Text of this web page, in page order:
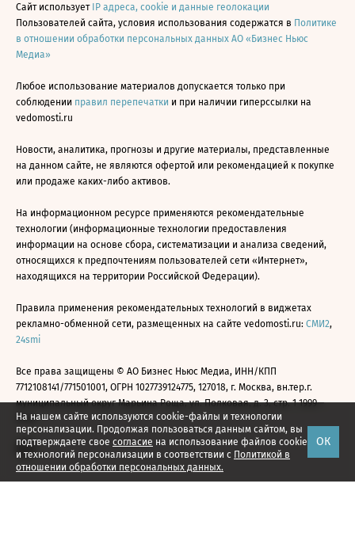
На нашем сайте используются cookie-файлы и технологии
персонализации. Продолжая пользоваться данным сайтом, вы
подтверждаете свое согласие на использование файлов cookie
и технологий персонализации в соответствии с Политикой в
отношении обработки персональных данных.
ОК
Сайт использует IP адреса, cookie и данные геолокации
Пользователей сайта, условия использования содержатся в Политике
в отношении обработки персональных данных АО «Бизнес Ньюс
Медиа»
Любое использование материалов допускается только при
соблюдении правил перепечатки и при наличии гиперссылки на
vedomosti.ru
Новости, аналитика, прогнозы и другие материалы, представленные
на данном сайте, не являются офертой или рекомендацией к покупке
или продаже каких-либо активов.
На информационном ресурсе применяются рекомендательные
технологии (информационные технологии предоставления
информации на основе сбора, систематизации и анализа сведений,
относящихся к предпочтениям пользователей сети «Интернет»,
находящихся на территории Российской Федерации).
Правила применения рекомендательных технологий в виджетах
рекламно-обменной сети, размещенных на сайте vedomosti.ru: СМИ2,
24smi
Все права защищены © АО Бизнес Ньюс Медиа, ИНН/КПП
7712108141/771501001, ОГРН 1027739124775, 127018, г. Москва, вн.тер.г.
муниципальный округ Марьина Роща, ул. Полковая, д. 3, стр. 1 1999—
2026